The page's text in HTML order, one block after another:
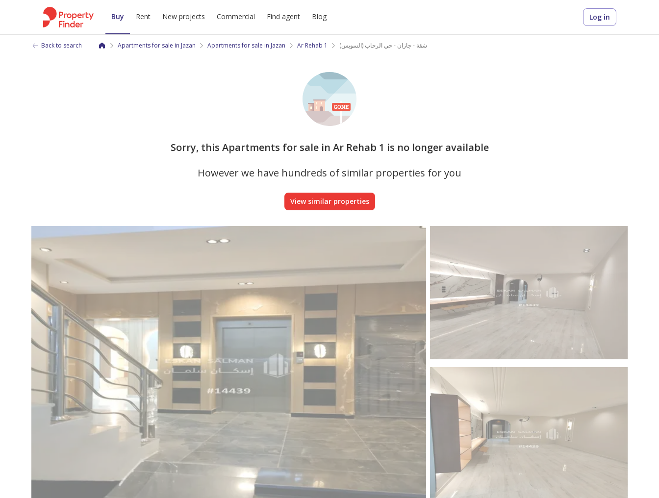
Buy Rent New projects Commercial Find agent Blog Log in
Back to search Apartments for sale in Jazan Apartments for sale in Jazan Ar Rehab 1 شقة - جازان - حي الرحاب (السويس)
Sorry, this Apartments for sale in Ar Rehab 1 is no longer available
However we have hundreds of similar properties for you
View similar properties